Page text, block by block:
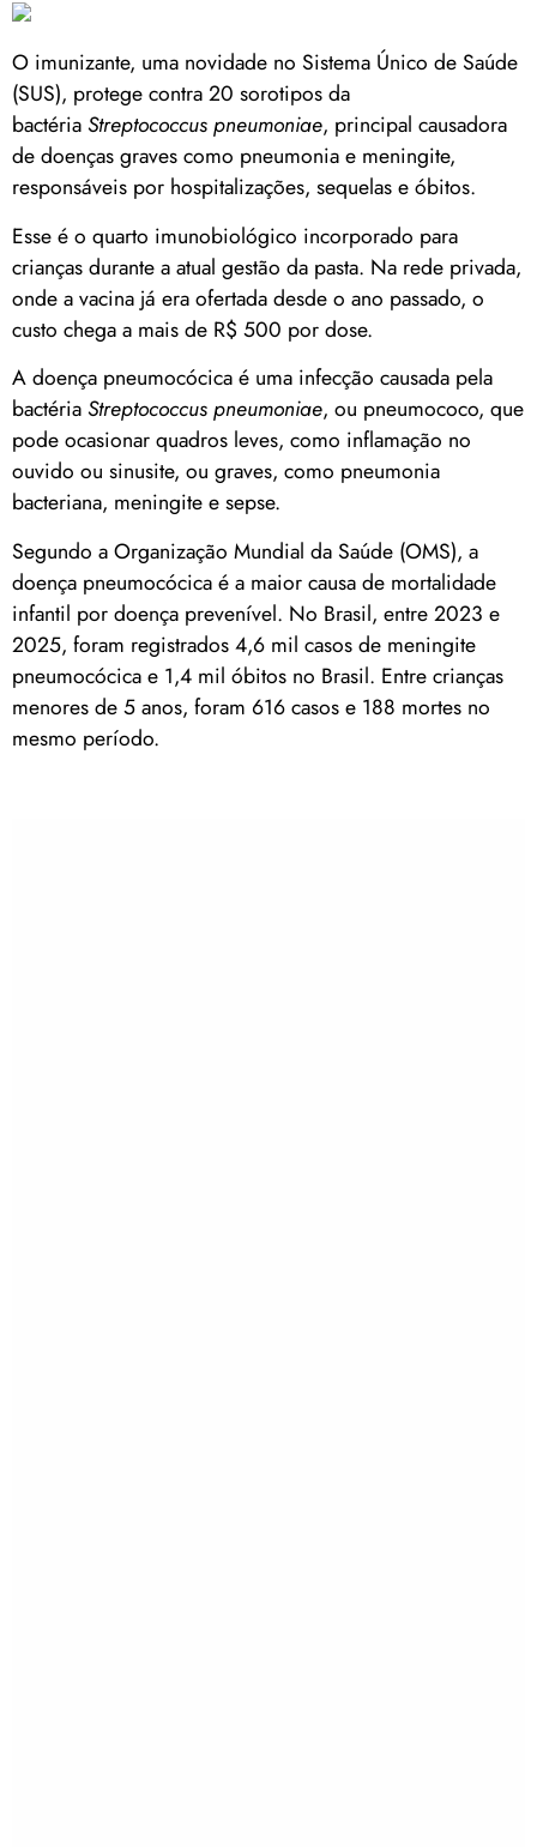
O imunizante, uma novidade no Sistema Único de Saúde
(SUS), protege contra 20 sorotipos da
bactériaStreptococcus pneumoniae, principal causadora
de doenças graves como pneumonia e meningite,
responsáveis por hospitalizações, sequelas e óbitos.
Esse é o quarto imunobiológico incorporado para
crianças durante a atual gestão da pasta. Na rede privada,
onde a vacina já era ofertada desde o ano passado, o
custo chega a mais de R$ 500 por dose.
A doença pneumocócica é uma infecção causada pela
bactériaStreptococcus pneumoniae, ou pneumococo, que
pode ocasionar quadros leves, como inflamação no
ouvido ou sinusite, ou graves, como pneumonia
bacteriana, meningite e sepse.
Segundo a Organização Mundial da Saúde (OMS), a
doença pneumocócica é a maior causa de mortalidade
infantil por doença prevenível. No Brasil, entre 2023 e
2025, foram registrados 4,6 mil casos de meningite
pneumocócica e 1,4 mil óbitos no Brasil. Entre crianças
menores de 5 anos, foram 616 casos e 188 mortes no
mesmo período.